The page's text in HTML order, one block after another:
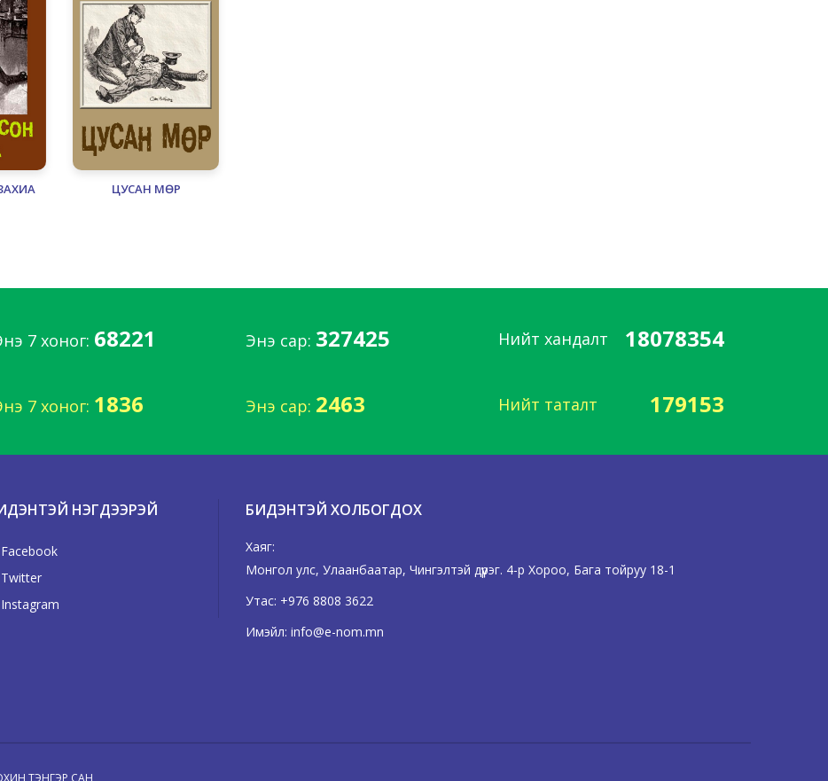
ЦУСАН МӨР
7 хоног: 68221 Энэ сар: 327425 Нийт хандалт 18078354
7 хоног: 1836 Энэ сар: 2463 Нийт таталт 179153
НЭГДЭЭРЭЙ БИДЭНТЭЙ ХОЛБОГДОХ
Хаяг:
Монгол улс, Улаанбаатар, Чингэлтэй дүүрэг. 4-р Хороо, Бага тойруу 18-1
Утас: +976 8808 3622
Имэйл: info@e-nom.mn
ОХИН ТЭНГЭР САН